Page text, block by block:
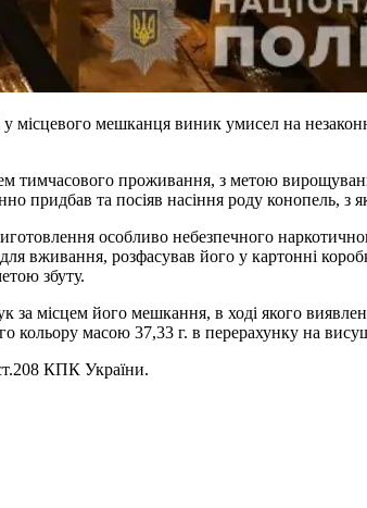
місцевого мешканця виник умисел на
тимчасового проживання, з метою
придбав та посіяв насіння роду конопель,
особливо небезпечного
вживання, розфасував його у картонні
збуту.
за місцем його мешкання, в ході якого
кольору масою 37,33 г. в перерахунку на
КПК України.